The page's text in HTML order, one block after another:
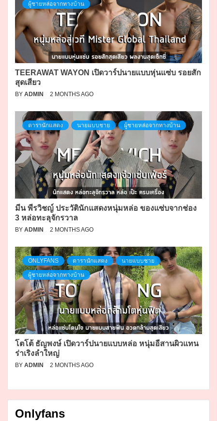
ผู้ชายหล่อจากทางบ้าน
TEERAWAT WAYON เปิดวาร์ปนายแบบหุ่นแซ่บ รอยสัก
สุดเสียว
BY ADMIN 2 MONTHS AGO
ดารานักแสดง นายแบบชาย ผู้ชายหล่อจากทางบ้าน
มีน พีรวิชญ์ ประวัตินักแสดงหนุ่มหล่อ ของแซ่บจากช่อง
3 หล่อทะลุจักรวาล
BY ADMIN 2 MONTHS AGO
ONLYFANS ดารานักแสดง นายแบบชาย
ผู้ชายหล่อจากทางบ้าน
โตโต้ ธัญพงษ์ เปิดวาร์ปนายแบบหล่อ หนุ่มอีสานผิวแทน
ร่าเริงลำใหญ่
BY ADMIN 2 MONTHS AGO
Onlyfans